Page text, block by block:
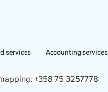
services Accounting services
+358 75 3257778